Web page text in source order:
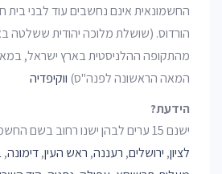
החשמונאית אינם נחשבים עוד לבני בית
הורדוס. (שושלת מלוכה יהודית ששלטה
המאה הראשונה לפנה"ס) ווקיפדיה
הידעת?
ישנם 15 ערים לבהן ישנו רחוב בשם החשמונאים:
לציון, ירושלים, רעננה, ראש העין,דימונה,